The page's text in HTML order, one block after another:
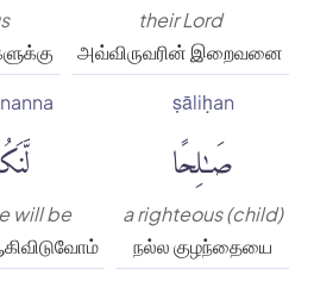
their Lord
அவ்விருவரின் இறைவனை
ṣāliḥan
صَٰلِحًا
a righteous (child)
நல்ல குழந்தையை
will be